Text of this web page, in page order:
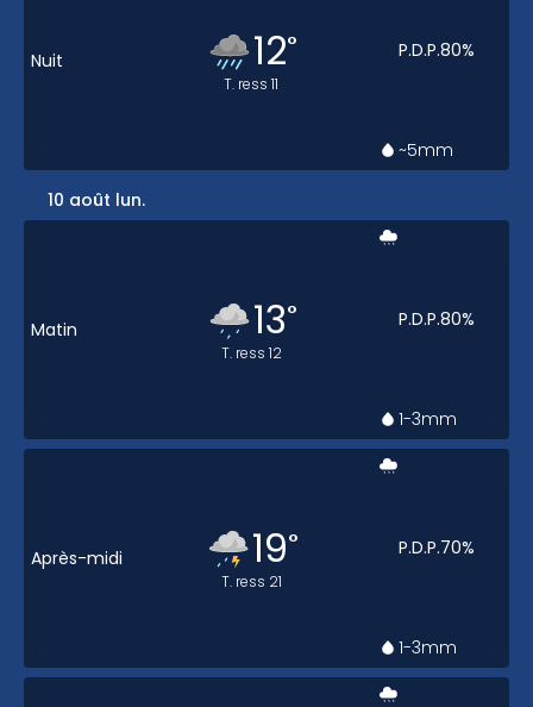
Nuit 12°
T. ress 11
P.D.P.80%
~5mm
10 août lun.
Matin 13°
T. ress 12
P.D.P.80%
1-3mm
Après-midi 19°
T. ress 21
P.D.P.70%
1-3mm